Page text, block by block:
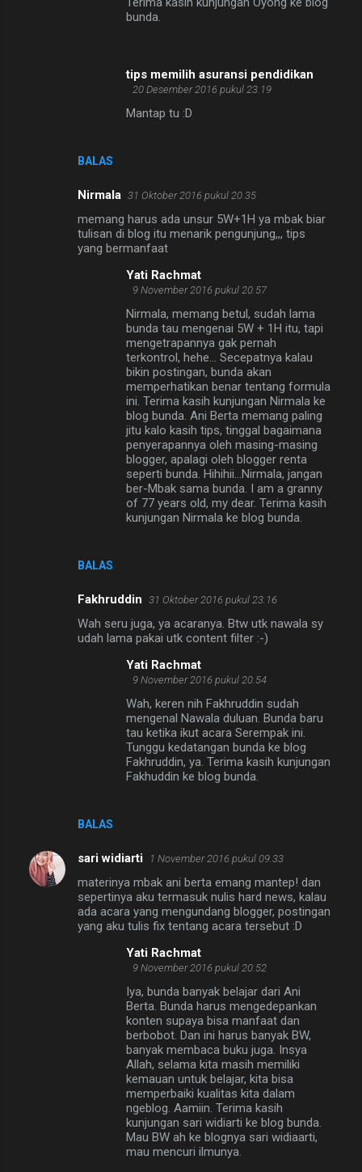
BALAS
bunda.
tips memilih asuransi pendidikan
20 Desember 2016 pukul 23.19
Mantap tu :D
Nirmala 31 Oktober 2016 pukul 20.35
memang harus ada unsur 5W+1H ya mbak biar
tulisan di blog itu menarik pengunjung,,, tips
yang bermanfaat
BALAS
Yati Rachmat
9 November 2016 pukul 20.57
Nirmala, memang betul, sudah lama
bunda tau mengenai 5W + 1H itu, tapi
mengetrapannya gak pernah
terkontrol, hehe... Secepatnya kalau
bikin postingan, bunda akan
memperhatikan benar tentang formula
ini. Terima kasih kunjungan Nirmala ke
blog bunda. Ani Berta memang paling
jitu kalo kasih tips, tinggal bagaimana
penyerapannya oleh masing-masing
blogger, apalagi oleh blogger renta
seperti bunda. Hihihii...Nirmala, jangan
ber-Mbak sama bunda. I am a granny
of 77 years old, my dear. Terima kasih
kunjungan Nirmala ke blog bunda.
Fakhruddin 31 Oktober 2016 pukul 23.16
Wah seru juga, ya acaranya. Btw utk nawala sy
udah lama pakai utk content filter :-)
BALAS
Yati Rachmat
9 November 2016 pukul 20.54
Wah, keren nih Fakhruddin sudah
mengenal Nawala duluan. Bunda baru
tau ketika ikut acara Serempak ini.
Tunggu kedatangan bunda ke blog
Fakhruddin, ya. Terima kasih kunjungan
Fakhuddin ke blog bunda.
sari widiarti 1 November 2016 pukul 09.33
materinya mbak ani berta emang mantep! dan
sepertinya aku termasuk nulis hard news, kalau
ada acara yang mengundang blogger, postingan
yang aku tulis fix tentang acara tersebut :D
Yati Rachmat
9 November 2016 pukul 20.52
Iya, bunda banyak belajar dari Ani
Berta. Bunda harus mengedepankan
konten supaya bisa manfaat dan
berbobot. Dan ini harus banyak BW,
banyak membaca buku juga. Insya
Allah, selama kita masih memiliki
kemauan untuk belajar, kita bisa
memperbaiki kualitas kita dalam
ngeblog. Aamiin. Terima kasih
kunjungan sari widiarti ke blog bunda.
Mau BW ah ke blognya sari widiaarti,
mau mencuri ilmunya.